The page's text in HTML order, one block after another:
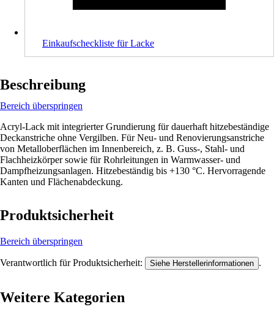
Einkaufscheckliste für Lacke
Beschreibung
Bereich überspringen
Acryl-Lack mit integrierter Grundierung für dauerhaft hitzebeständige
Deckanstriche ohne Vergilben. Für Neu- und Renovierungsanstriche
von Metalloberflächen im Innenbereich, z. B. Guss-, Stahl- und
Flachheizkörper sowie für Rohrleitungen in Warmwasser- und
Dampfheizungsanlagen. Hitzebeständig bis +130 °C. Hervorragende
Kanten und Flächenabdeckung.
Produktsicherheit
Bereich überspringen
Verantwortlich für Produktsicherheit: Siehe Herstellerinformationen .
Weitere Kategorien